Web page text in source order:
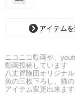
アイテム
ニコニコ動画や、
動画投稿しています
八丈冒険団オリジナル
魚の三枚下ろし、猫
アイテム変更出来ま